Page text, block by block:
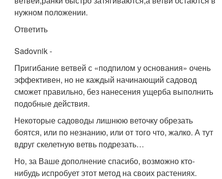
нужном положении.
Ответить
Sadovnik-
Пригибание ветвей с «подпилом у основания» очень
эффективен, но не каждый начинающий садовод
сможет правильно, без нанесения ущерба выполнить
подобные действия.
Некоторые садоводы лишнюю веточку обрезать
боятся, или по незнанию, или от того что, жалко. А тут
вдруг скелетную ветвь подрезать…
Но, за Ваше дополнение спасибо, возможно кто-
нибудь испробует этот метод на своих растениях.